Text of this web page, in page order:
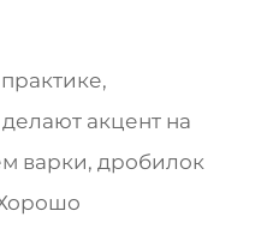
акцент на
варки, дробилок